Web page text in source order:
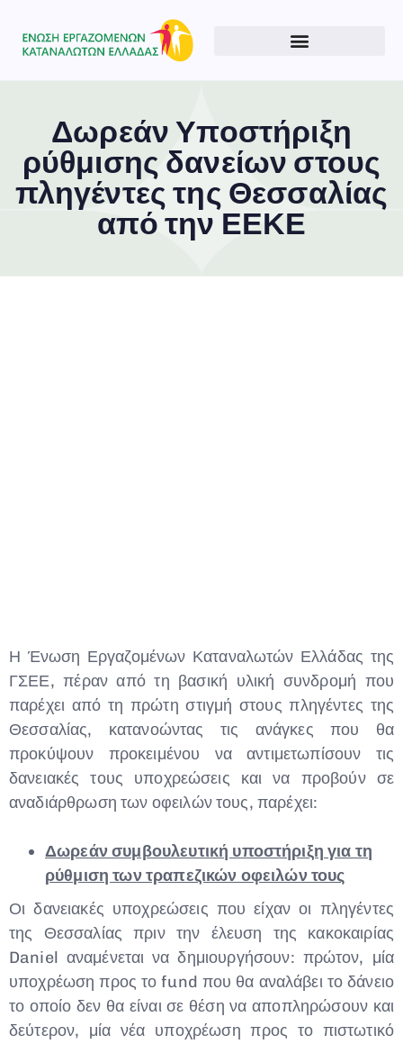
Δωρεάν Υποστήριξη
ρύθμισης δανείων στους
πληγέντες της Θεσσαλίας
από την ΕΕΚΕ
Η Ένωση Εργαζομένων Καταναλωτών Ελλάδας της
ΓΣΕΕ, πέραν από τη βασική υλική συνδρομή που
παρέχει από τη πρώτη στιγμή στους πληγέντες της
Θεσσαλίας, κατανοώντας τις ανάγκες που θα
προκύψουν προκειμένου να αντιμετωπίσουν τις
δανειακές τους υποχρεώσεις και να προβούν σε
αναδιάρθρωση των οφειλών τους, παρέχει:
Δωρεάν συμβουλευτική υποστήριξη για τη
ρύθμιση των τραπεζικών οφειλών τους
Οι δανειακές υποχρεώσεις που είχαν οι πληγέντες
της Θεσσαλίας πριν την έλευση της κακοκαιρίας
Daniel αναμένεται να δημιουργήσουν: πρώτον, μία
υποχρέωση προς το fund που θα αναλάβει το δάνειο
το οποίο δεν θα είναι σε θέση να αποπληρώσουν και
δεύτερον, μία νέα υποχρέωση προς το πιστωτικό